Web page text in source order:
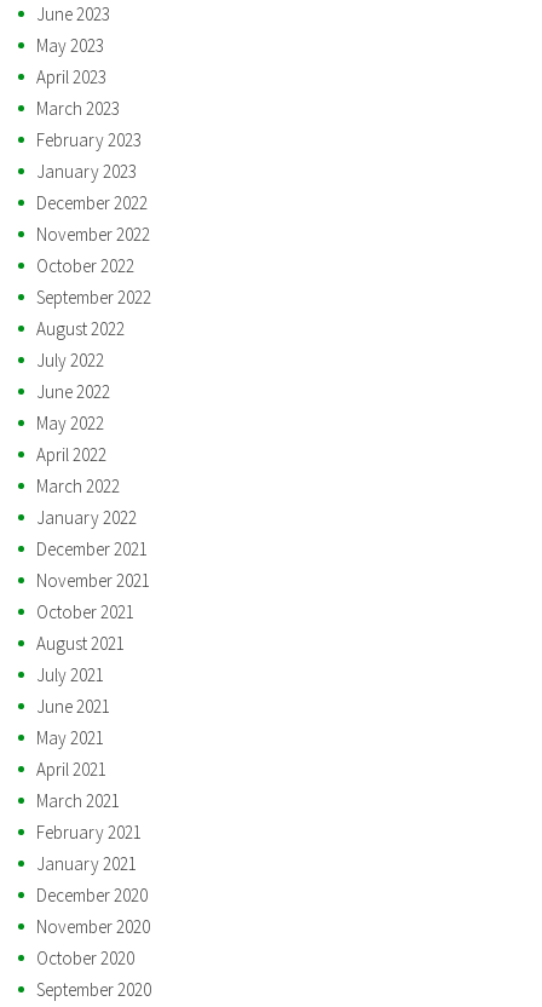
June 2023
May 2023
April 2023
March 2023
February 2023
January 2023
December 2022
November 2022
October 2022
September 2022
August 2022
July 2022
June 2022
May 2022
April 2022
March 2022
January 2022
December 2021
November 2021
October 2021
August 2021
July 2021
June 2021
May 2021
April 2021
March 2021
February 2021
January 2021
December 2020
November 2020
October 2020
September 2020